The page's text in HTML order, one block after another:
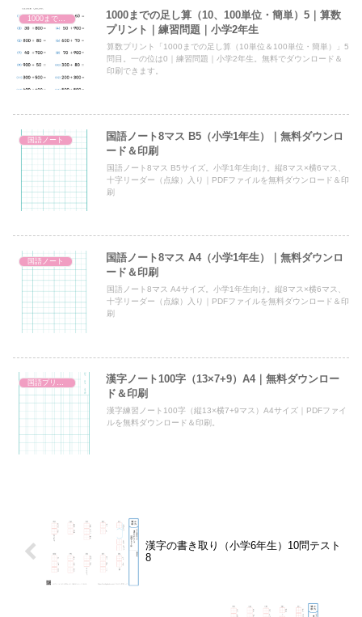
1000までの足し算（10、100単位）
1000までの足し算（10、100単位・簡単）5｜算数
プリント｜練習問題｜小学2年生
算数プリント「1000までの足し算（10単位＆100単位・簡単）」5
問目。一の位は0｜練習問題｜小学2年生。無料でダウンロード＆
印刷できます。
国語ノート
国語ノート8マス B5（小学1年生）｜無料ダウンロ
ード＆印刷
国語ノート8マス B5サイズ。小学1年生向け。縦8マス×横6マス、
十字リーダー（点線）入り｜PDFファイルを無料ダウンロード＆印
刷
国語ノート
国語ノート8マス A4（小学1年生）｜無料ダウンロ
ード＆印刷
国語ノート8マス A4サイズ。小学1年生向け。縦8マス×横6マス、
十字リーダー（点線）入り｜PDFファイルを無料ダウンロード＆印
刷
国語プリント
漢字ノート100字（13×7+9）A4｜無料ダウンロー
ド＆印刷
漢字練習ノート100字（縦13×横7+9マス）A4サイズ｜PDFファイ
ルを無料ダウンロード＆印刷。
漢字の書き取り（小学6年生）10問テスト
8